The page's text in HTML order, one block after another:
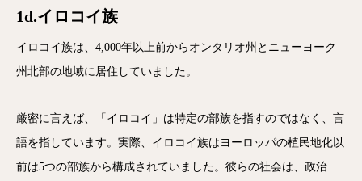
1d.イロコイ族
イロコイ族は、4,000年以上前からオンタリオ州とニューヨーク
州北部の地域に居住していました。
厳密に言えば、「イロコイ」は特定の部族を指すのではなく、言
語を指しています。実際、イロコイ族はヨーロッパの植民地化以
前は5つの部族から構成されていました。彼らの社会は、政治